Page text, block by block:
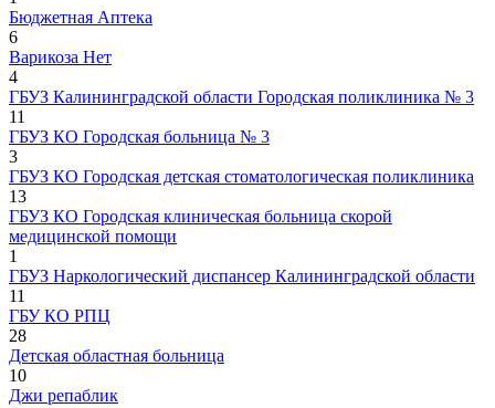
Бюджетная Аптека
6
Варикоза Нет
4
ГБУЗ Калининградской области Городская поликлиника № 3
11
ГБУЗ КО Городская больница № 3
3
ГБУЗ КО Городская детская стоматологическая поликлиника
13
ГБУЗ КО Городская клиническая больница скорой
медицинской помощи
1
ГБУЗ Наркологический диспансер Калининградской области
11
ГБУ КО РПЦ
28
Детская областная больница
10
Джи репаблик